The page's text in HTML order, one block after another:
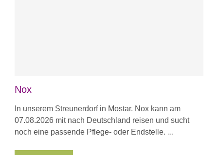
Nox
In unserem Streunerdorf in Mostar. Nox kann am
07.08.2026 mit nach Deutschland reisen und sucht
noch eine passende Pflege- oder Endstelle.